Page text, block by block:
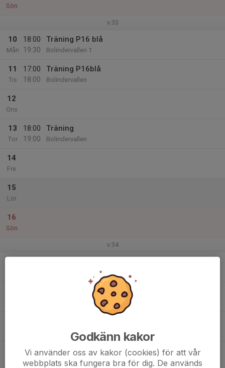
Sön
v.33
10
Mån
18:00
19:30
Träning P16 blå
Bolindervallen 1
11
Tis
17:00
18:00
Träning P16blå
Bolindervallen
12
Ons
13
Tor
18:00
19:00
Träning
Bolindervallen
14
Fre
15
Lör
16
Sön
v.34
Träning P16blå
18:00
19:00
Träning
Bolindervallen
Godkänn kakor
Vi använder oss av kakor (cookies) för att vår
webbplats ska fungera bra för dig. De används